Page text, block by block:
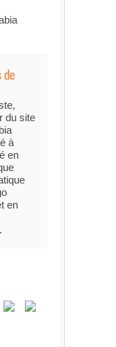
du site
à
en
en